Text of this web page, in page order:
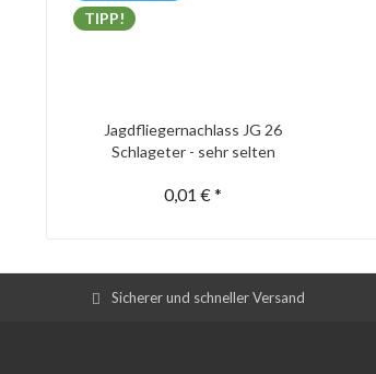
TIPP!
Jagdfliegernachlass JG 26
Schlageter - sehr selten
0,01 € *
Sicherer und schneller Versand